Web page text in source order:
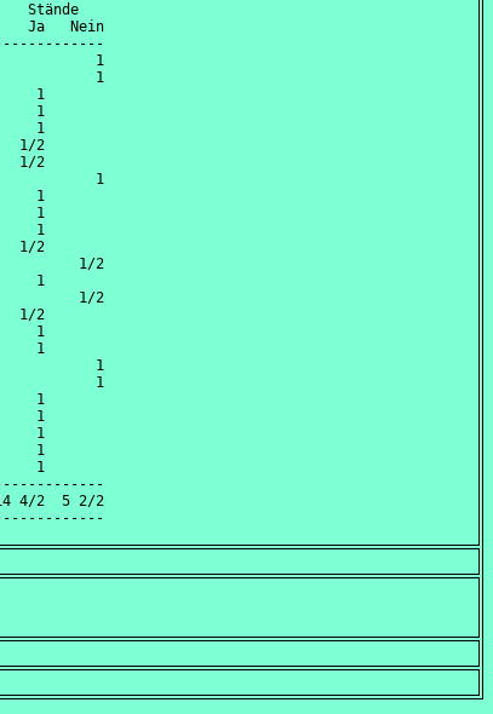
Stände
Ja   Nein
1
1
1
1
1
1/2
1/2
1
1
1
1
1/2
1/2
1
1/2
1/2
1
1
1
1
1
1
1
1
1
4/2  5 2/2